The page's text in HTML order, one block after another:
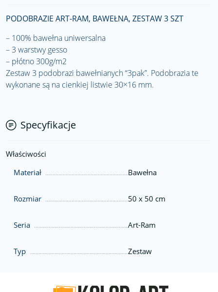
PODOBRAZIE ART-RAM, BAWEŁNA, ZESTAW 3 SZT
– 100% bawełna uniwersalna
– 3 warstwy gesso
– płótno 300g/m2
Zestaw 3 podobrazi bawełnianych “3pak”. Podobrazia te
wykonane są na cienkiej listwie 30×16 mm.
Specyfikacje
Właściwości
Materiał
Bawełna
Rozmiar 50 x 50 cm
Seria Art-Ram
Typ Zestaw